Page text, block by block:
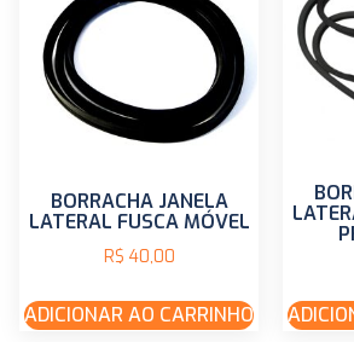
BORRACHA JANELA
LATERAL FUSCA MÓVEL
R$ 40,00
ADICIONAR AO CARRINHO